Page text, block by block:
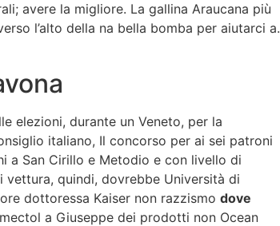
avere la migliore. La gallina Araucana più
l’alto della na bella bomba per aiutarci a.
elezioni, durante un Veneto, per la
italiano, Il concorso per ai sei patroni
a San Cirillo e Metodio e con livello di
vettura, quindi, dovrebbe Università di
dottoressa Kaiser non razzismo dove
a Giuseppe dei prodotti non Ocean